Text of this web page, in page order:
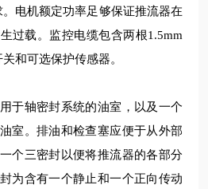
电机额定功率足够保证推流器在
过载。监控电缆包含两根1.5mm
和可选保护传感器。
于轴密封系统的油室，以及一个
室。排油和检查塞应便于从外部
个三密封以便将推流器的各部分
为含有一个静止和一个正向传动